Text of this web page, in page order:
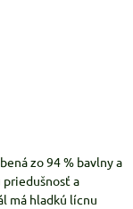
zo 94 % bavlny a
priedušnosť a
má hladkú lícnu